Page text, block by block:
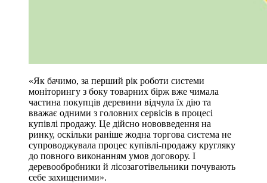
«Як бачимо, за перший рік роботи системи
моніторингу з боку товарних бірж вже чимала
частина покупців деревини відчула їх дію та
вважає одними з головних сервісів в процесі
купівлі продажу. Це дійсно нововведення на
ринку, оскільки раніше жодна торгова система не
супроводжувала процес купівлі-продажу кругляку
до повного виконанням умов договору. І
деревообробники й лісозаготівельники почувають
себе захищеними».